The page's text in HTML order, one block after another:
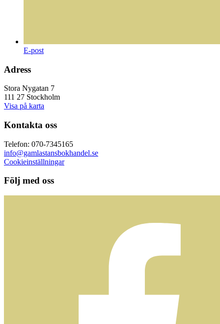
E-post
Adress
Stora Nygatan 7
111 27 Stockholm
Visa på karta
Kontakta oss
Telefon: 070-7345165
info@gamlastansbokhandel.se
Cookieinställningar
Följ med oss